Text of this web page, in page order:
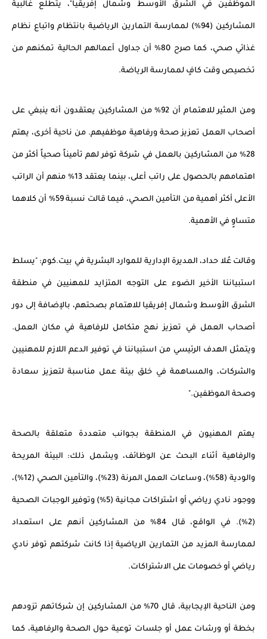
الموظفين في الشرق الأوسط وشمال إفريقيا"، يتطلع غالبية
المشاركين (94%) لممارسة التمارين الرياضية بانتظام واتباع نظام
غذائي صحي، كما صرح 80% أن جداول أعمالهم الحالية تمكنهم من
تخصيص وقت كافٍ لممارسة الرياضة.
ومن المثير للاهتمام أن 92% من المشاركين يعتقدون أنه ينبغي على
أصحاب العمل تعزيز صحة ورفاهية موظفيهم. من ناحية أخرى، يهتم
28% من المشاركين بالعمل في شركة توفر لهم تأميناً صحياً أكثر من
اهتمامهم بالحصول على راتب أعلى، بينما يعتقد 13% منهم أن الراتب
الأعلى أكثر أهمية من التأمين الصحي، فيما قالت نسبة 59% أن كلاهما
متساوٍ في الأهمية.
وقالت علا حداد، المديرة الإدارية للموارد البشرية في بيت.كوم: "يسلط
استبياننا الأخير الضوء على التوجه المتزايد للمهنيين في منطقة
الشرق الأوسط وشمال إفريقيا للاهتمام بصحتهم، بالإضافة إلى دور
أصحاب العمل في تعزيز نهج متكامل للرفاهية في مكان العمل.
ويتمثل الهدف الرئيسي من استبياننا في توفير الدعم اللازم للمهنيين
والشركات، والمساهمة في خلق بيئة عمل مناسبة لتعزيز سعادة
وصحة الموظفين."
يهتم المهنيون في المنطقة بجوانب متعددة متعلقة بالصحة
والرفاهية أثناء البحث عن الوظائف، ويشمل ذلك: البيئة المريحة
والودية (58%)، وساعات العمل المرنة (23%)، والتأمين الصحي (12%)،
ووجود نادي رياضي أو اشتراكات مجانية (5%) وتوفير الوجبات الصحية
(2%). في الواقع، قال 84% من المشاركين أنهم على استعداد
لممارسة المزيد من التمارين الرياضية إذا كانت شركتهم توفر نادي
رياضي أو خصومات على الاشتراكات.
ومن الناحية الإيجابية، قال 70% من المشاركين إن شركاتهم تزودهم
بخطة أو ورشات عمل أو جلسات توعية حول الصحة والرفاهية، كما